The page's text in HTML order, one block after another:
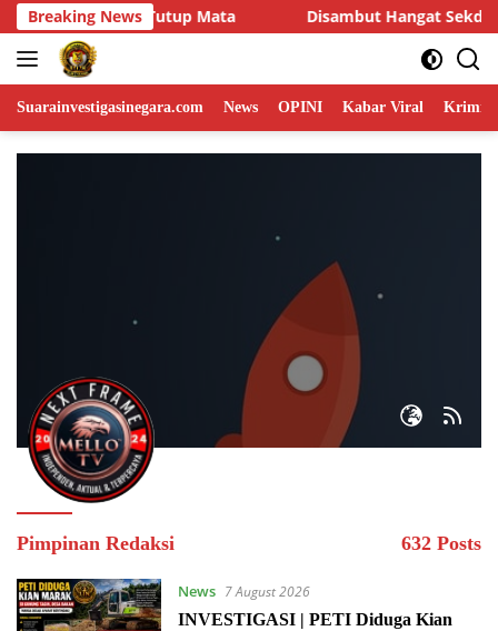
Skip
to
content
Breaking News
Hangat Sekdis, DPD LIN Banten Audiensi dengan
Suarainvestigasinegara.com News OPINI Kabar Viral
Pimpinan Redaksi 632 Posts
News 7 August 2026
INVESTIGASI | PETI Diduga Kian